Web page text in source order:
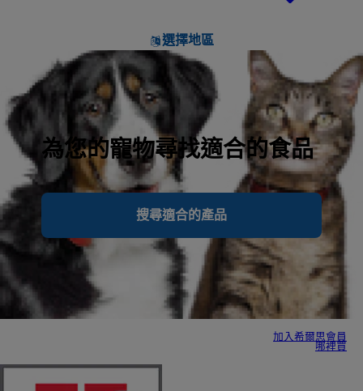
選擇地區
為您的寵物尋找適合的食品
搜尋適合的產品
加入希爾思會員
哪裡買